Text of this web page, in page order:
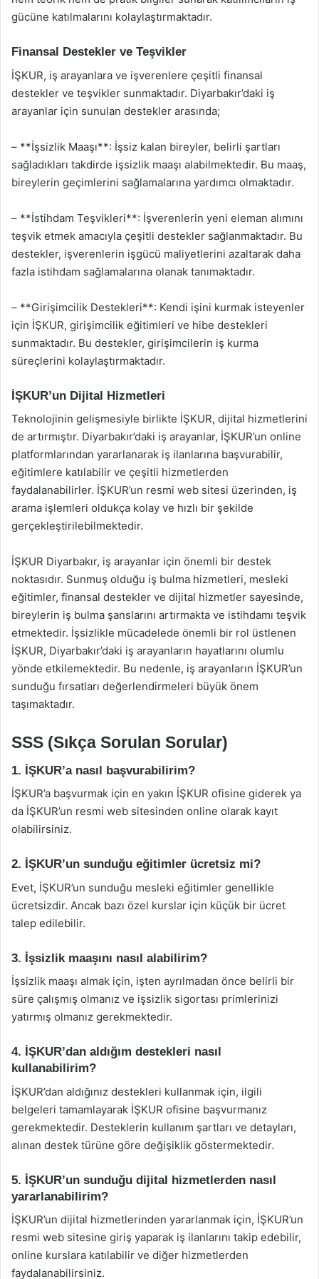
gücüne katılmalarını kolaylaştırmaktadır.
Finansal Destekler ve Teşvikler
İŞKUR, iş arayanlara ve işverenlere çeşitli finansal
destekler ve teşvikler sunmaktadır. Diyarbakır’daki iş
arayanlar için sunulan destekler arasında;
– **İşsizlik Maaşı**: İşsiz kalan bireyler, belirli şartları
sağladıkları takdirde işsizlik maaşı alabilmektedir. Bu maaş,
bireylerin geçimlerini sağlamalarına yardımcı olmaktadır.
– **İstihdam Teşvikleri**: İşverenlerin yeni eleman alımını
teşvik etmek amacıyla çeşitli destekler sağlanmaktadır. Bu
destekler, işverenlerin işgücü maliyetlerini azaltarak daha
fazla istihdam sağlamalarına olanak tanımaktadır.
– **Girişimcilik Destekleri**: Kendi işini kurmak isteyenler
için İŞKUR, girişimcilik eğitimleri ve hibe destekleri
sunmaktadır. Bu destekler, girişimcilerin iş kurma
süreçlerini kolaylaştırmaktadır.
İŞKUR’un Dijital Hizmetleri
Teknolojinin gelişmesiyle birlikte İŞKUR, dijital hizmetlerini
de artırmıştır. Diyarbakır’daki iş arayanlar, İŞKUR’un online
platformlarından yararlanarak iş ilanlarına başvurabilir,
eğitimlere katılabilir ve çeşitli hizmetlerden
faydalanabilirler. İŞKUR’un resmi web sitesi üzerinden, iş
arama işlemleri oldukça kolay ve hızlı bir şekilde
gerçekleştirilebilmektedir.
İŞKUR Diyarbakır, iş arayanlar için önemli bir destek
noktasıdır. Sunmuş olduğu iş bulma hizmetleri, mesleki
eğitimler, finansal destekler ve dijital hizmetler sayesinde,
bireylerin iş bulma şanslarını artırmakta ve istihdamı teşvik
etmektedir. İşsizlikle mücadelede önemli bir rol üstlenen
İŞKUR, Diyarbakır’daki iş arayanların hayatlarını olumlu
yönde etkilemektedir. Bu nedenle, iş arayanların İŞKUR’un
sunduğu fırsatları değerlendirmeleri büyük önem
taşımaktadır.
SSS (Sıkça Sorulan Sorular)
1. İŞKUR’a nasıl başvurabilirim?
İŞKUR’a başvurmak için en yakın İŞKUR ofisine giderek ya
da İŞKUR’un resmi web sitesinden online olarak kayıt
olabilirsiniz.
2. İŞKUR’un sunduğu eğitimler ücretsiz mi?
Evet, İŞKUR’un sunduğu mesleki eğitimler genellikle
ücretsizdir. Ancak bazı özel kurslar için küçük bir ücret
talep edilebilir.
3. İşsizlik maaşını nasıl alabilirim?
İşsizlik maaşı almak için, işten ayrılmadan önce belirli bir
süre çalışmış olmanız ve işsizlik sigortası primlerinizi
yatırmış olmanız gerekmektedir.
4. İŞKUR’dan aldığım destekleri nasıl
kullanabilirim?
İŞKUR’dan aldığınız destekleri kullanmak için, ilgili
belgeleri tamamlayarak İŞKUR ofisine başvurmanız
gerekmektedir. Desteklerin kullanım şartları ve detayları,
alınan destek türüne göre değişiklik göstermektedir.
5. İŞKUR’un sunduğu dijital hizmetlerden nasıl
yararlanabilirim?
İŞKUR’un dijital hizmetlerinden yararlanmak için, İŞKUR’un
resmi web sitesine giriş yaparak iş ilanlarını takip edebilir,
online kurslara katılabilir ve diğer hizmetlerden
faydalanabilirsiniz.